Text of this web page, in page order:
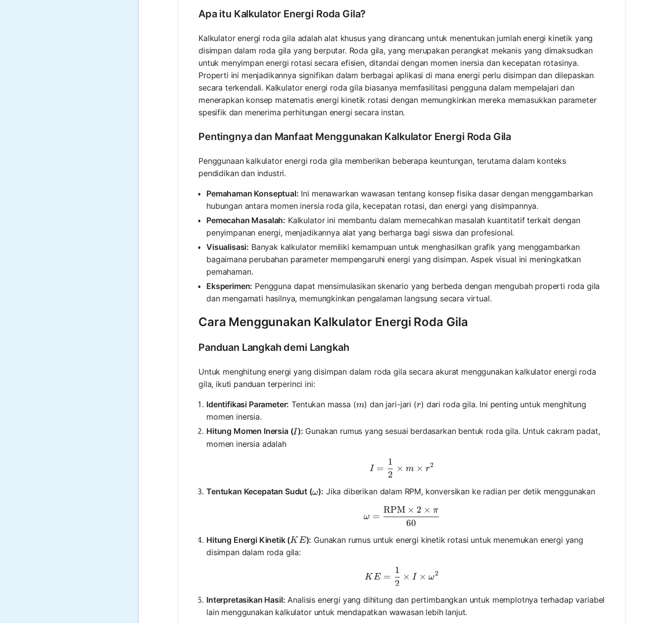
Apa itu Kalkulator Energi Roda Gila?
Kalkulator energi roda gila adalah alat khusus yang dirancang untuk menentukan jumlah energi kinetik yang
disimpan dalam roda gila yang berputar. Roda gila, yang merupakan perangkat mekanis yang dimaksudkan
untuk menyimpan energi rotasi secara efisien, ditandai dengan momen inersia dan kecepatan rotasinya.
Properti ini menjadikannya signifikan dalam berbagai aplikasi di mana energi perlu disimpan dan dilepaskan
secara terkendali. Kalkulator energi roda gila biasanya memfasilitasi pengguna dalam mempelajari dan
menerapkan konsep matematis energi kinetik rotasi dengan memungkinkan mereka memasukkan parameter
spesifik dan menerima perhitungan energi secara instan.
Pentingnya dan Manfaat Menggunakan Kalkulator Energi Roda Gila
Penggunaan kalkulator energi roda gila memberikan beberapa keuntungan, terutama dalam konteks
pendidikan dan industri.
Pemahaman Konseptual: Ini menawarkan wawasan tentang konsep fisika dasar dengan menggambarkan
hubungan antara momen inersia roda gila, kecepatan rotasi, dan energi yang disimpannya.
Pemecahan Masalah: Kalkulator ini membantu dalam memecahkan masalah kuantitatif terkait dengan
penyimpanan energi, menjadikannya alat yang berharga bagi siswa dan profesional.
Visualisasi: Banyak kalkulator memiliki kemampuan untuk menghasilkan grafik yang menggambarkan
bagaimana perubahan parameter mempengaruhi energi yang disimpan. Aspek visual ini meningkatkan
pemahaman.
Eksperimen: Pengguna dapat mensimulasikan skenario yang berbeda dengan mengubah properti roda gila
dan mengamati hasilnya, memungkinkan pengalaman langsung secara virtual.
Cara Menggunakan Kalkulator Energi Roda Gila
Panduan Langkah demi Langkah
Untuk menghitung energi yang disimpan dalam roda gila secara akurat menggunakan kalkulator energi roda
gila, ikuti panduan terperinci ini:
Identifikasi Parameter: Tentukan massa (m
m) dan jari-jari (r
r) dari roda gila. Ini penting untuk menghitung
momen inersia.
Hitung Momen Inersia (I
I): Gunakan rumus yang sesuai berdasarkan bentuk roda gila. Untuk cakram padat,
momen inersia adalah
I = \frac{1}{2} \times m \times r^2
I =
2
1
× m × r2
Tentukan Kecepatan Sudut (\omega
ω): Jika diberikan dalam RPM, konversikan ke radian per detik menggunakan
\omega = \frac{\text{RPM} \times 2 \times \pi}{60}
ω =
60
RPM × 2 × π
Hitung Energi Kinetik (KE
KE): Gunakan rumus untuk energi kinetik rotasi untuk menemukan energi yang
disimpan dalam roda gila:
KE = \frac{1}{2} \times I \times \omega^2
KE =
2
1
× I × ω2
Interpretasikan Hasil: Analisis energi yang dihitung dan pertimbangkan untuk memplotnya terhadap variabel
lain menggunakan kalkulator untuk mendapatkan wawasan lebih lanjut.